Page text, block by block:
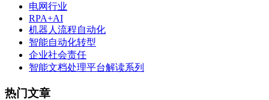
电网行业
RPA+AI
机器人流程自动化
智能自动化转型
企业社会责任
智能文档处理平台解读系列
热门文章